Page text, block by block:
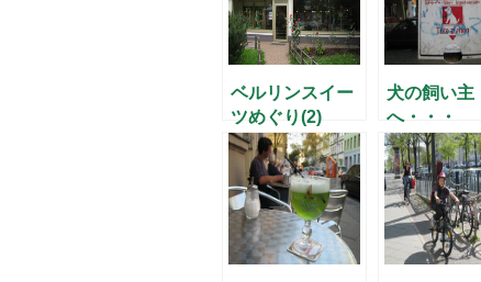
ベルリンスイー
ツめぐり(2)
犬の飼い主
へ・・・